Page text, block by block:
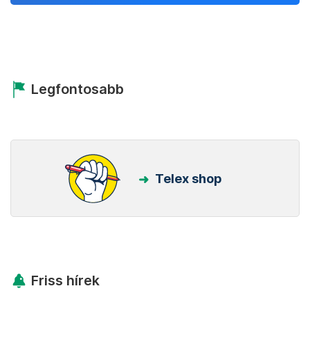
Legfontosabb
Telex shop
Friss hírek